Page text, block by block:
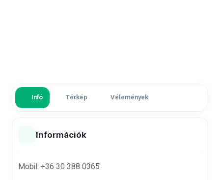
Infó Térkép Vélemények
Információk
Mobil: +36 30 388 0365